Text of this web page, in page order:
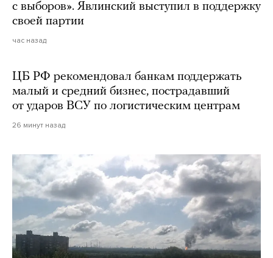
с выборов». Явлинский выступил в поддержку
своей партии
час назад
ЦБ РФ рекомендовал банкам поддержать
малый и средний бизнес, пострадавший
от ударов ВСУ по логистическим центрам
26 минут назад